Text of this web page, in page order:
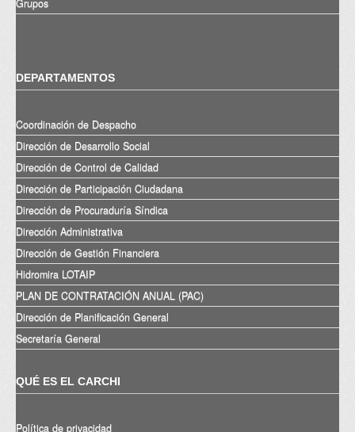
Grupos
DEPARTAMENTOS
Coordinación de Despacho
Dirección de Desarrollo Social
Dirección de Control de Calidad
Dirección de Participación Ciudadana
Dirección de Procuraduría Síndica
Dirección Administrativa
Dirección de Gestión Financiera
Hidromira LOTAIP
PLAN DE CONTRATACIÓN ANUAL (PAC)
Dirección de Planificación General
Secretaría General
QUÉ ES EL CARCHI
Política de privacidad